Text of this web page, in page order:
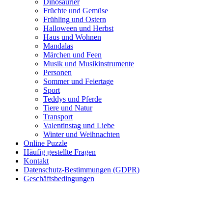
Frühling und Ostern
Halloween und Herbst
Haus und Wohnen
Märchen und Feen
Musik und Musikinstrumente
Sommer und Feiertage
Sport
Teddys und Pferde
Tiere und Natur
Dinosaurier
Früchte und Gemüse
Frühling und Ostern
Halloween und Herbst
Haus und Wohnen
Mandalas
Märchen und Feen
Musik und Musikinstrumente
Personen
Sommer und Feiertage
Sport
Teddys und Pferde
Tiere und Natur
Transport
Valentinstag und Liebe
Winter und Weihnachten
Online Puzzle
Häufig gestellte Fragen
Kontakt
Datenschutz-Bestimmungen (GDPR)
Geschäftsbedingungen